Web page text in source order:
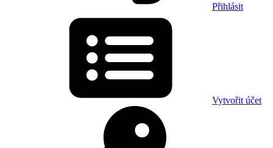
Přihlásit
Vytvořit účet